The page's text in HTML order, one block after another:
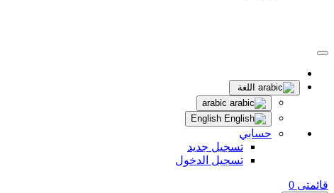
اللغة
حسابي
تسجيل جديد
تسجيل الدخول
قائمتى 0